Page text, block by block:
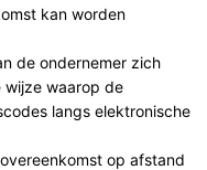
kan worden
de ondernemer zich
wijze waarop de
langs elektronische
op afstand